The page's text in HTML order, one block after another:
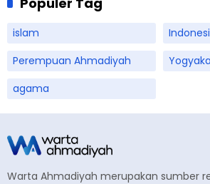
islam
Perempuan Ahmadiyah
agama
Warta Ahmadiyah merupakan sumber